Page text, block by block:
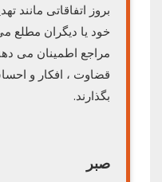
بروز اتفاقاتی مانند
خود یا دیگران مطلع
مراجع اطمینان می
قضاوت ، افکار و
بگذارند.
صبر